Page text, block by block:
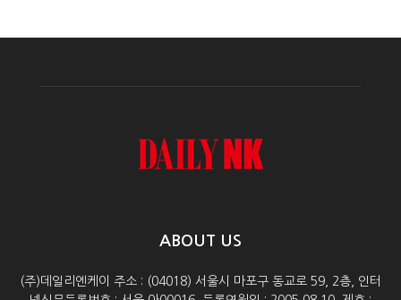
ABOUT US
(주)데일리엔케이 주소 : (04018) 서울시 마포구 동교로 59, 2층, 인터